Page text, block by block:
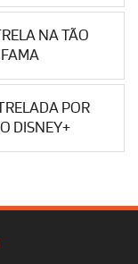
NA TÃO
POR
DISNEY+